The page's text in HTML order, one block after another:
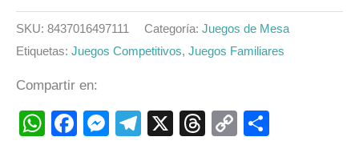
SKU: 8437016497111 Categoría: Juegos de Mesa
Etiquetas: Juegos Competitivos, Juegos Familiares
Compartir en:
WhatsApp
Facebook
Messenger
Telegram
X Threads
Copy